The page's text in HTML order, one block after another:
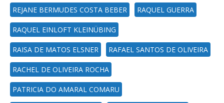
REJANE BERMUDES COSTA BEBER RAQUEL GUERRA
RAQUEL EINLOFT KLEINÜBING
RAISA DE MATOS ELSNER RAFAEL SANTOS DE OLIVEIRA
RACHEL DE OLIVEIRA ROCHA
PATRICIA DO AMARAL COMARU